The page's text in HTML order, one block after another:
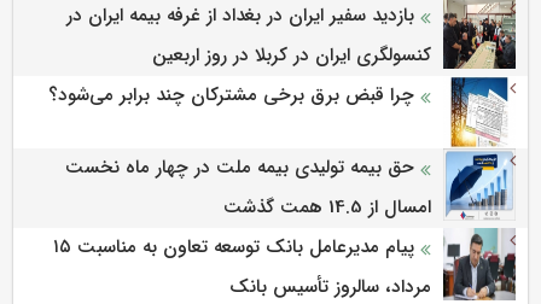
بازدید سفیر ایران در بغداد از غرفه بیمه ایران در
کنسولگری ایران در کربلا در روز اربعین
چرا قبض برق برخی مشترکان چند برابر می‌شود؟
حق بیمه تولیدی بیمه ملت در چهار ماه نخست
امسال از 14.5 همت گذشت
پیام مدیرعامل بانک توسعه تعاون به مناسبت ۱۵
مرداد، سالروز تأسیس بانک